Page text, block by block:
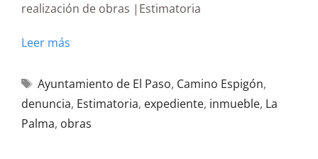
realización de obras |Estimatoria
Leer más
Ayuntamiento de El Paso, Camino Espigón,
denuncia, Estimatoria, expediente, inmueble, La
Palma, obras